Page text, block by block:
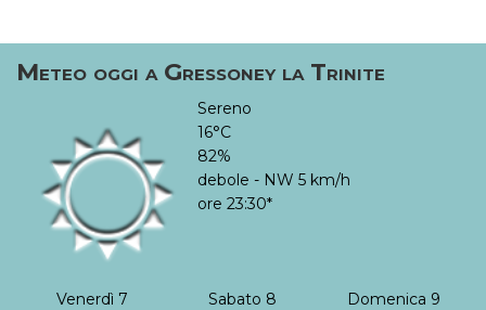
Meteo oggi a Gressoney la Trinite
Sereno
16°C
82%
debole - NW 5 km/h
ore 23:30*
Venerdì 7 Sabato 8 Domenica 9